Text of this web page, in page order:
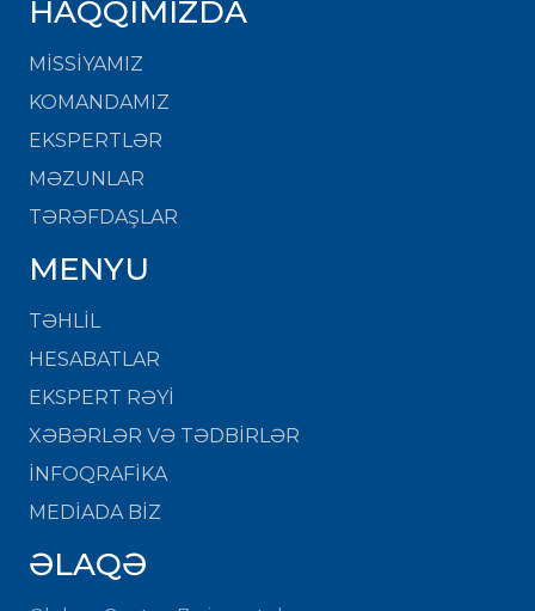
HAQQIMIZDA
MISSIYAMIZ
KOMANDAMIZ
EKSPERTLƏR
MƏZUNLAR
TƏRƏFDAŞLAR
MENYU
TƏHLİL
HESABATLAR
EKSPERT RƏYİ
XƏBƏRLƏR VƏ TƏDBİRLƏR
İNFOQRAFİKA
MEDİADA BİZ
ƏLAQƏ